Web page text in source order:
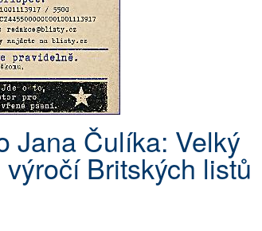
Jana Čulíka: Velký
Britských listů